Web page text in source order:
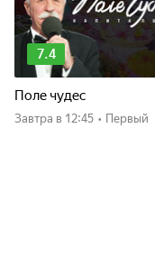
7.4
Поле чудес
Завтра в 12:45 • Первый